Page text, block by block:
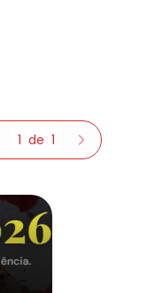
1 de 1